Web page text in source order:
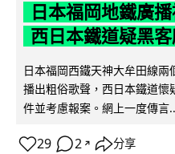
日本福岡地鐵廣
西日本鐵道疑黑
日本福岡西鐵天神大牟田線
播出粗俗歌聲，西日本鐵道
件並考慮報案。網上一度傳言
29 2 ↗ 分享